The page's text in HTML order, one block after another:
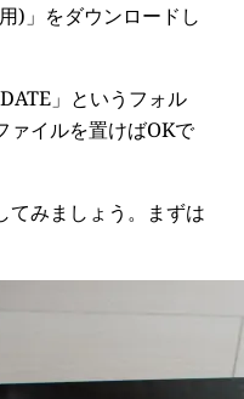
)」をダウンロードし
」というフォル
ァイルを置けばOKで
みましょう。まずは